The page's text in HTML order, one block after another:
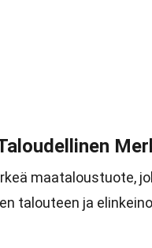
maataloustuote,
talouteen ja